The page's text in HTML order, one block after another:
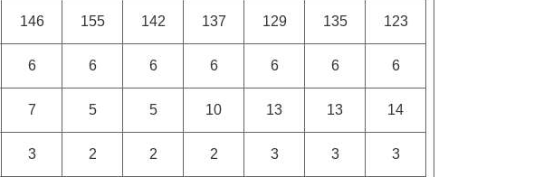
146 155 142 137 129 135 123
6 6 6 6 6 6 6
7 5 5 10 13 13 14
3 2 2 2 3 3 3